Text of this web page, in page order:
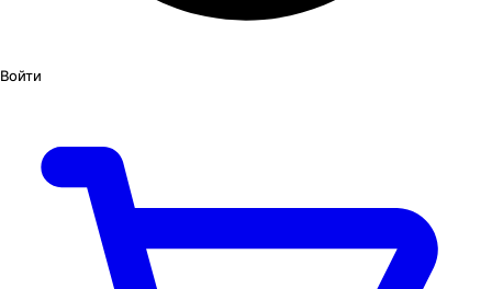
Войти